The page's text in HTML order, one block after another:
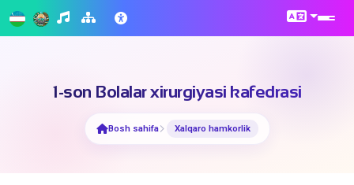
1-son Bolalar xirurgiyasi kafedrasi
Bosh sahifa Xalqaro hamkorlik